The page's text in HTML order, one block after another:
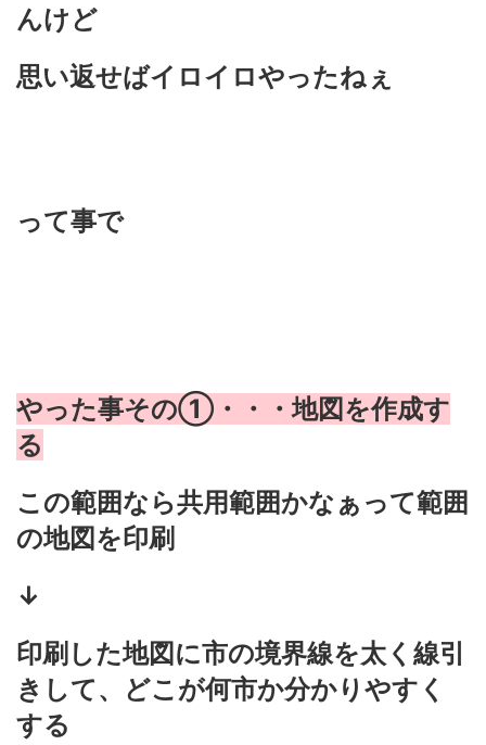
んけど
思い返せばイロイロやったねぇ
って事で
やった事その①・・・地図を作成す
る
この範囲なら共用範囲かなぁって範囲
の地図を印刷
↓
印刷した地図に市の境界線を太く線引
きして、どこが何市か分かりやすく
する